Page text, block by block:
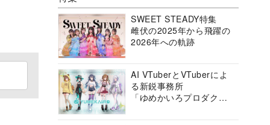
SWEET STEADY特集
雌伏の2025年から飛躍の
2026年への軌跡
AI VTuberとVTuberによ
る新鋭事務所
「ゆめかいろプロダクシ